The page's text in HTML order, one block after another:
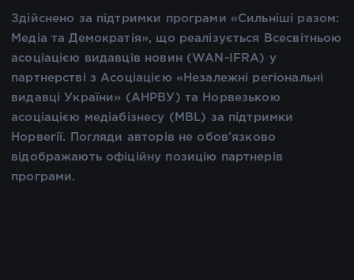
Здійснено за підтримки програми «Сильніші разом:
Медіа та Демократія», що реалізується Всесвітньою
асоціацією видавців новин (WAN-IFRA) у
партнерстві з Асоціацією «Незалежні регіональні
видавці України» (АНРВУ) та Норвезькою
асоціацією медіабізнесу (MBL) за підтримки
Норвегії. Погляди авторів не обов’язково
відображають офіційну позицію партнерів
програми.